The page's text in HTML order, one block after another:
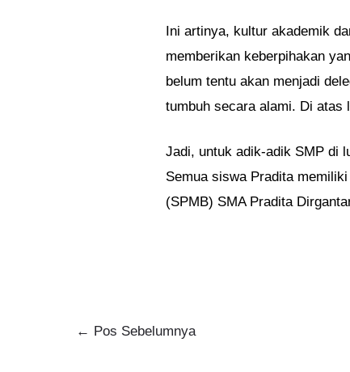
Ini artinya, kultur akademik
memberikan keberpihakan
belum tentu akan menjadi
tumbuh secara alami. Di atas
Jadi, untuk adik-adik SMP di
Semua siswa Pradita
(SPMB) SMA Pradita
← Pos Sebelumnya